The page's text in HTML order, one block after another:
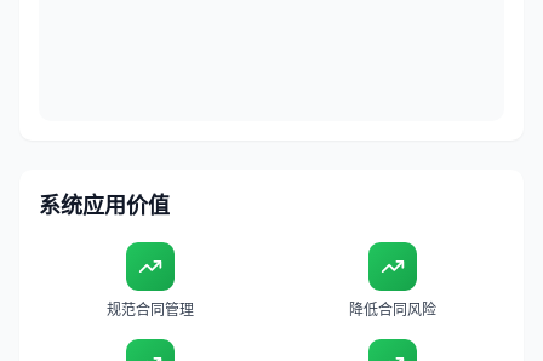
系统应用价值
规范合同管理 降低合同风险